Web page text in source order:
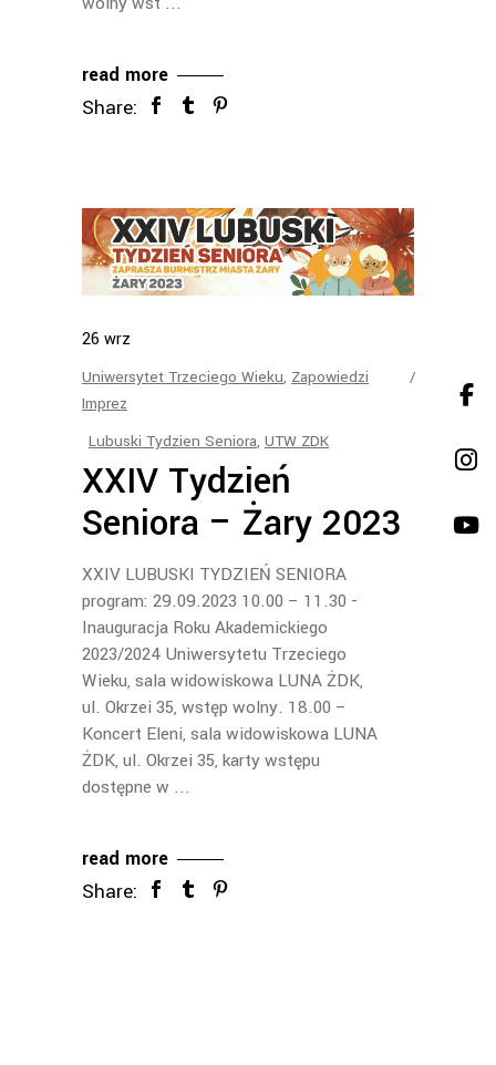
read more
Share:
26 wrz
Uniwersytet Trzeciego Wieku, Zapowiedzi
Imprez
Lubuski Tydzien Seniora, UTW ZDK
XXIV Tydzień
Seniora – Żary 2023
XXIV LUBUSKI TYDZIEŃ SENIORA
program: 29.09.2023 10.00 – 11.30 -
Inauguracja Roku Akademickiego
2023/2024 Uniwersytetu Trzeciego
Wieku, sala widowiskowa LUNA ŻDK,
ul. Okrzei 35, wstęp wolny. 18.00 –
Koncert Eleni, sala widowiskowa LUNA
ŻDK, ul. Okrzei 35, karty wstępu
dostępne w
read more
Share: